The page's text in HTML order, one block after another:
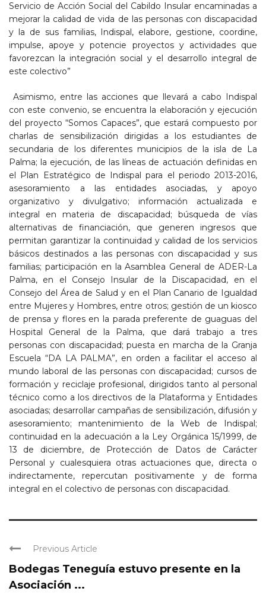
Servicio de Acción Social del Cabildo Insular encaminadas a
mejorar la calidad de vida de las personas con discapacidad
y la de sus familias, Indispal, elabore, gestione, coordine,
impulse, apoye y potencie proyectos y actividades que
favorezcan la integración social y el desarrollo integral de
este colectivo”
Asimismo, entre las acciones que llevará a cabo Indispal
con este convenio, se encuentra la elaboración y ejecución
del proyecto “Somos Capaces”, que estará compuesto por
charlas de sensibilización dirigidas a los estudiantes de
secundaria de los diferentes municipios de la isla de La
Palma; la ejecución, de las líneas de actuación definidas en
el Plan Estratégico de Indispal para el periodo 2013-2016,
asesoramiento a las entidades asociadas, y apoyo
organizativo y divulgativo; información actualizada e
integral en materia de discapacidad; búsqueda de vías
alternativas de financiación, que generen ingresos que
permitan garantizar la continuidad y calidad de los servicios
básicos destinados a las personas con discapacidad y sus
familias; participación en la Asamblea General de ADER-La
Palma, en el Consejo Insular de la Discapacidad, en el
Consejo del Área de Salud y en el Plan Canario de Igualdad
entre Mujeres y Hombres, entre otros; gestión de un kiosco
de prensa y flores en la parada preferente de guaguas del
Hospital General de la Palma, que dará trabajo a tres
personas con discapacidad; puesta en marcha de la Granja
Escuela “DA LA PALMA”, en orden a facilitar el acceso al
mundo laboral de las personas con discapacidad; cursos de
formación y reciclaje profesional, dirigidos tanto al personal
técnico como a los directivos de la Plataforma y Entidades
asociadas; desarrollar campañas de sensibilización, difusión y
asesoramiento; mantenimiento de la Web de Indispal;
continuidad en la adecuación a la Ley Orgánica 15/1999, de
13 de diciembre, de Protección de Datos de Carácter
Personal y cualesquiera otras actuaciones que, directa o
indirectamente, repercutan positivamente y de forma
integral en el colectivo de personas con discapacidad.
Previous Article
Bodegas Teneguía estuvo presente en la
Asociación ...